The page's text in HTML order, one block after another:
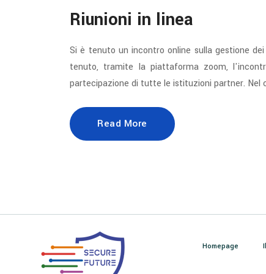
Riunioni in linea
Si è tenuto un incontro online sulla gestione
tenuto, tramite la piattaforma zoom,
partecipazione di tutte le istituzioni partner. Nel
Read More
Homepage